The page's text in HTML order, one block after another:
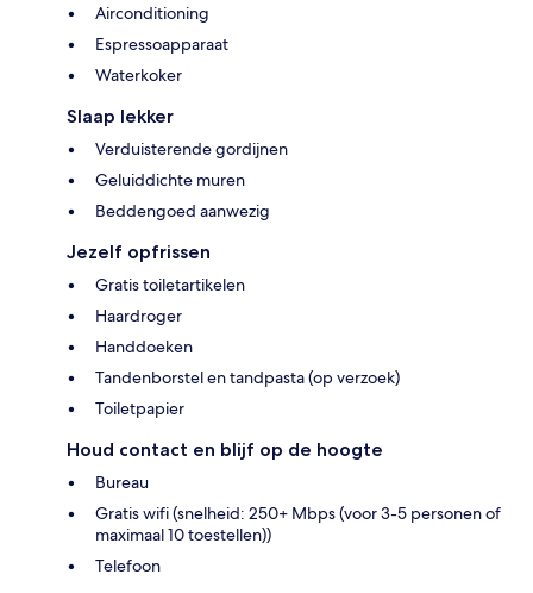
Airconditioning
Espressoapparaat
Waterkoker
Slaap lekker
Verduisterende gordijnen
Geluiddichte muren
Beddengoed aanwezig
Jezelf opfrissen
Gratis toiletartikelen
Haardroger
Handdoeken
Tandenborstel en tandpasta (op verzoek)
Toiletpapier
Houd contact en blijf op de hoogte
Bureau
Gratis wifi (snelheid: 250+ Mbps (voor 3-5 personen of
maximaal 10 toestellen))
Telefoon